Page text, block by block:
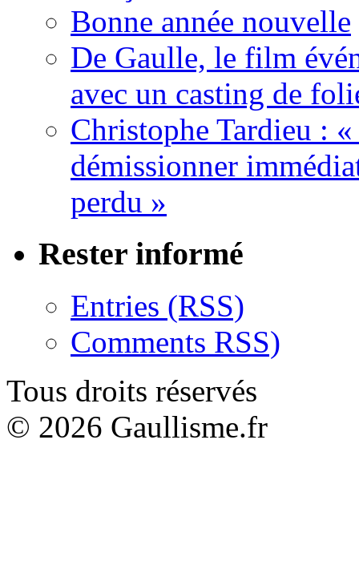
Bonne année nouvelle
De Gaulle, le film
avec un casting de
Christophe Tardieu : «
démissionner
perdu »
Rester informé
Entries (RSS)
Comments RSS)
Tous droits réservés
© 2026 Gaullisme.fr